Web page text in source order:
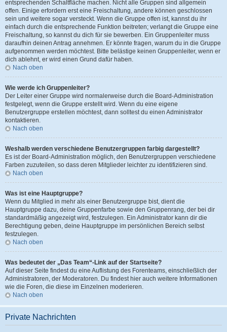
entsprechenden Schaltfläche machen. Nicht alle Gruppen sind allgemein
offen. Einige erfordern erst eine Freischaltung, andere können geschlossen
sein und weitere sogar versteckt. Wenn die Gruppe offen ist, kannst du ihr
einfach durch die entsprechende Funktion beitreten; verlangt die Gruppe eine
Freischaltung, so kannst du dich für sie bewerben. Ein Gruppenleiter muss
daraufhin deinen Antrag annehmen. Er könnte fragen, warum du in die Gruppe
aufgenommen werden möchtest. Bitte belästige keinen Gruppenleiter, wenn er
dich ablehnt, er wird einen Grund dafür haben.
Nach oben
Wie werde ich Gruppenleiter?
Der Leiter einer Gruppe wird normalerweise durch die Board-Administration
festgelegt, wenn die Gruppe erstellt wird. Wenn du eine eigene
Benutzergruppe erstellen möchtest, dann solltest du einen Administrator
kontaktieren.
Nach oben
Weshalb werden verschiedene Benutzergruppen farbig dargestellt?
Es ist der Board-Administration möglich, den Benutzergruppen verschiedene
Farben zuzuteilen, so dass deren Mitglieder leichter zu identifizieren sind.
Nach oben
Was ist eine Hauptgruppe?
Wenn du Mitglied in mehr als einer Benutzergruppe bist, dient die
Hauptgruppe dazu, deine Gruppenfarbe sowie den Gruppenrang, der bei dir
standardmäßig angezeigt wird, festzulegen. Ein Administrator kann dir die
Berechtigung geben, deine Hauptgruppe im persönlichen Bereich selbst
festzulegen.
Nach oben
Was bedeutet der „Das Team“-Link auf der Startseite?
Auf dieser Seite findest du eine Auflistung des Forenteams, einschließlich der
Administratoren, der Moderatoren. Du findest hier auch weitere Informationen
wie die Foren, die diese im Einzelnen moderieren.
Nach oben
Private Nachrichten